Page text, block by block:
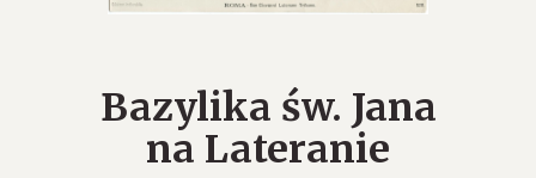
Bazylika św. Jana
na Lateranie